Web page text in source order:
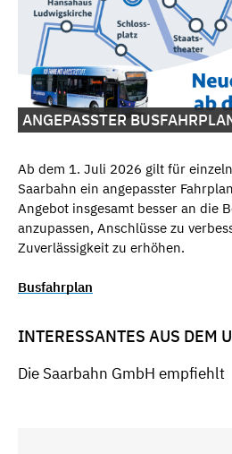
ANGEPASSTER
Ab dem 1. Juli 2026 gilt für
Saarbahn ein angepasster
Angebot insgesamt besser an die
anzupassen, Anschlüsse zu
Zuverlässigkeit zu erhöhen.
Busfahrplan
INTERESSANTES AUS DEM
Die Saarbahn GmbH empfiehlt